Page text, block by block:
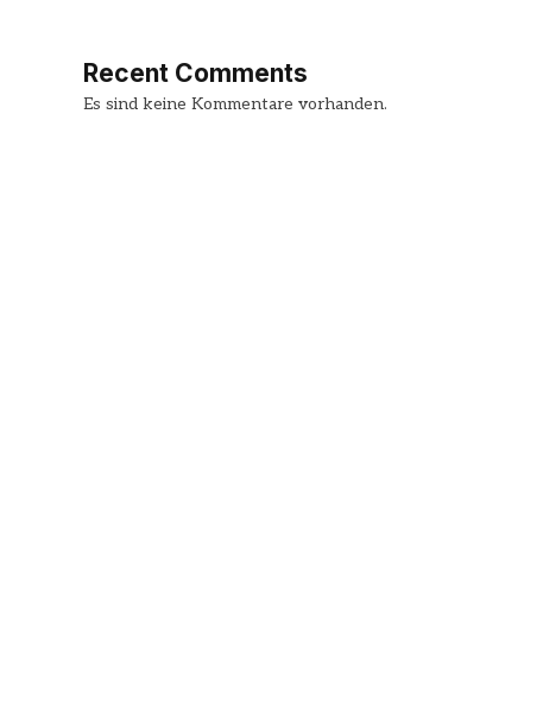
Recent Comments
Es sind keine Kommentare vorhanden.